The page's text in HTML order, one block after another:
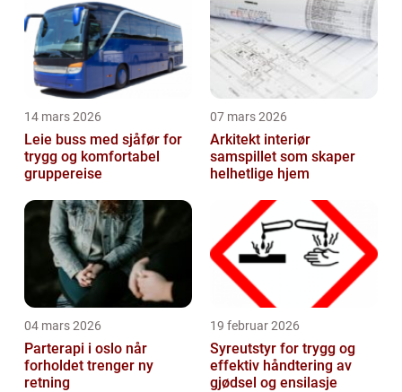
14 mars 2026
Leie buss med sjåfør for
trygg og komfortabel
gruppereise
07 mars 2026
Arkitekt interiør
samspillet som skaper
helhetlige hjem
04 mars 2026
Parterapi i oslo når
forholdet trenger ny
retning
19 februar 2026
Syreutstyr for trygg og
effektiv håndtering av
gjødsel og ensilasje